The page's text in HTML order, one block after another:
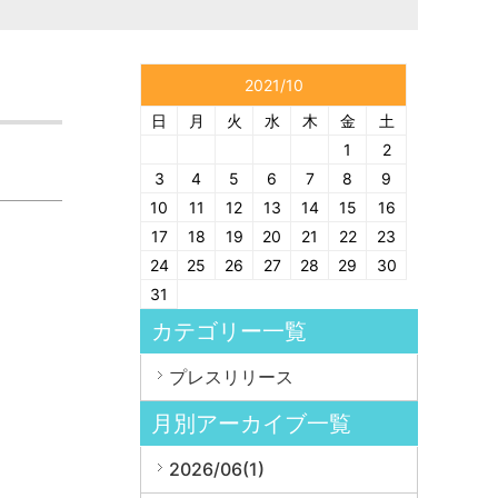
2021/10
日
月 火 水 木 金
土
1
2
3
4 5 6 7 8
9
10
11 12 13 14 15
16
17
18 19 20 21 22
23
24
25 26 27 28 29
30
31
カテゴリー一覧
プレスリリース
月別アーカイブ一覧
2026/06(1)